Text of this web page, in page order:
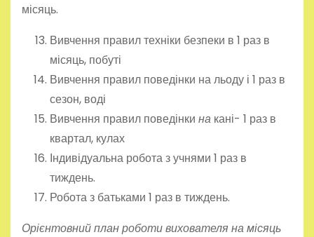
місяць.
Вивчення правил техніки безпеки в 1 раз в
місяць, побуті
Вивчення правил поведінки на льоду і 1 раз в
сезон, воді
Вивчення правил поведінки на кані- 1 раз в
квартал, кулах
Індивідуальна робота з учнями 1 раз в
тиждень.
Робота з батьками 1 раз в тиждень.
Орієнтовний план роботи вихователя на місяць